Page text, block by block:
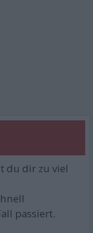
du dir zu viel
passiert.